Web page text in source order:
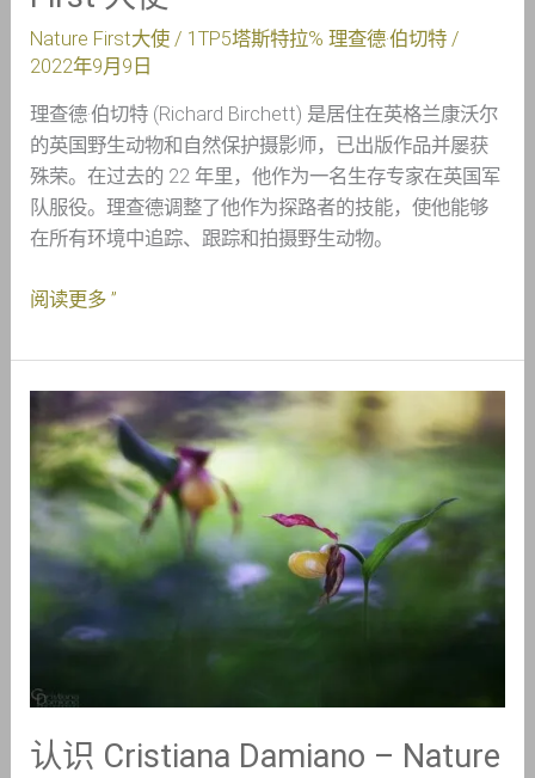
Nature First大使 / 1TP5塔斯特拉% 理查德·伯切特 /
2022年9月9日
理查德·伯切特 (Richard Birchett) 是居住在英格兰康沃尔
的英国野生动物和自然保护摄影师，已出版作品并屡获
殊荣。在过去的 22 年里，他作为一名生存专家在英国军
队服役。理查德调整了他作为探路者的技能，使他能够
在所有环境中追踪、跟踪和拍摄野生动物。
阅读更多 ”
认识 Cristiana Damiano – Nature
Cristiana
Damiano
–
Nature
First
大